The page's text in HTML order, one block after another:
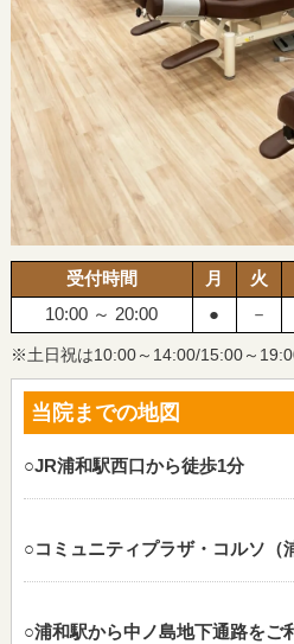
受付時間 月 火
10:00 ～ 20:00
● －
※土日祝は10:00～14:00/15:00～
当院までの地図
○JR浦和駅西口から徒歩1分
○コミュニティプラザ・コルソ（
○浦和駅から中ノ島地下通路をご